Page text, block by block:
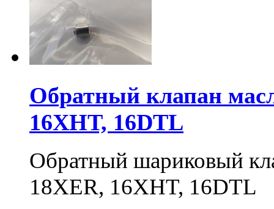
Обратный клапан
16XHT, 16DTL
Обратный шариковый
18XER, 16XHT, 16DTL